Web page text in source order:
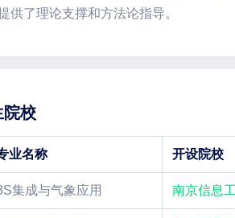
供了理论支撑和方法论指导。
院校
业名称 开设院校
集成与气象应用 南京信息